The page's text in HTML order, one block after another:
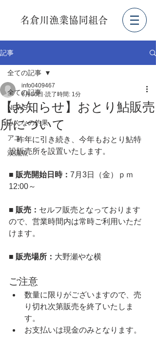
名倉川漁業協同組合
記事
全ての記事
NEWS
みんなの釣果
アユ
渓流魚
全ての記事
【お知らせ】おとり鮎販売
所について
info0409467
6月30日 読了時間: 1分
昨年に引き続き、今年もおとり鮎特
設販売所を設置いたします。
■ 販売開始日時： 7月3日（金）ｐｍ
12:00～
■ 販売： セルフ販売となっております
ので、営業時間内は常時ご利用いただ
けます。
■ 販売場所： 大野瀬やな横
ご注意
数量に限りがございますので、売
り切れ次第販売を終了いたしま
す。
お支払いは現金のみとなります。